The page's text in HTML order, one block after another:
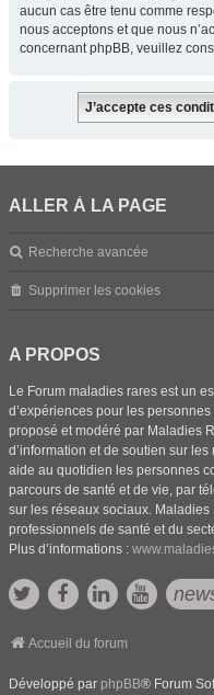
aucun cas être tenu comme
nous acceptons et que nous
concernant phpBB, veuillez
ALLER À LA PAGE
Recherche avancée
Supprimer les cookies
A PROPOS
Le Forum maladies rares est un
d’expériences pour les
proposé et modéré par Maladies
d’information et de soutien sur
aide au quotidien les personnes
parcours de santé et de vie, par
sur les réseaux sociaux.
professionnels de santé et du
Plus d’informations :
Accueil du forum
Développé par phpBB® Forum